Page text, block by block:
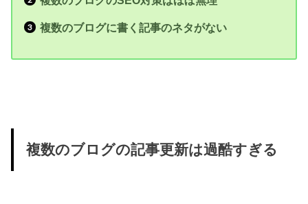
複数のブログに書く記事のネタがない
複数のブログの記事更新は過酷すぎる